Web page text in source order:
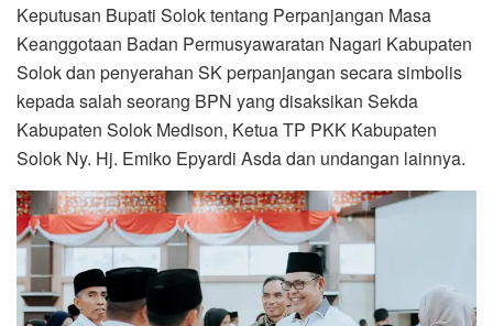
Keputusan Bupati Solok tentang Perpanjangan Masa
Keanggotaan Badan Permusyawaratan Nagari Kabupaten
Solok dan penyerahan SK perpanjangan secara simbolis
kepada salah seorang BPN yang disaksikan Sekda
Kabupaten Solok Medison, Ketua TP PKK Kabupaten
Solok Ny. Hj. Emiko Epyardi Asda dan undangan lainnya.